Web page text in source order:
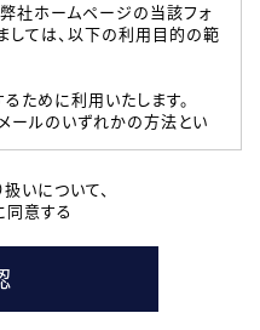
社ホームページの当該フォ
しては、以下の利用目的の範
めに利用いたします。
ールのいずれかの方法とい
録時の参考情報として利
企業の皆様
めに利用いたします。
ルのいずれかの方法とい
いについて、
同意する